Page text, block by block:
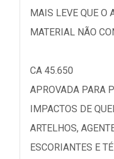
MAIS LEVE QUE O
MATERIAL NÃO
CA 45.650
APROVADA PARA
IMPACTOS DE
ARTELHOS,
ESCORIANTES E